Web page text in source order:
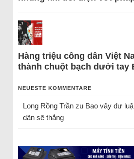
Hàng triệu công dân Việt
thành chuột bạch dưới tay
NEUESTE KOMMENTARE
Long Rồng Trầnzu Bao vây dư
dân sẽ thắng